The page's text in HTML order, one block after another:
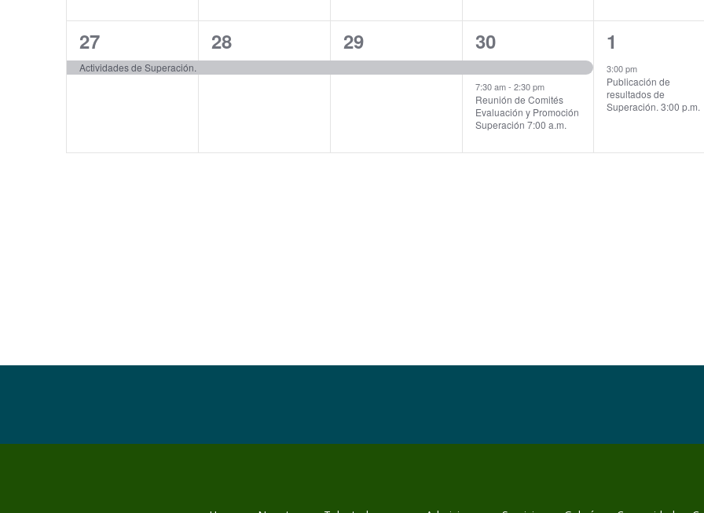
1
event,
27
Actividades de Superación.
1
event,
28
1
event,
29
2
events,
30
7:30 am- 2:30 pm
Reunión de Comités
Evaluación y Promoción
Superación 7:00 a.m.
1
event,
1
3:00 pm
Publicación de
resultados de
Superación. 3:00 p.m.